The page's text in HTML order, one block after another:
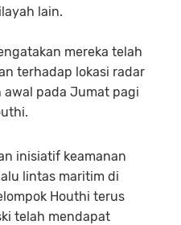
lain.
mereka telah
terhadap lokasi radar
awal pada Jumat pagi
inisiatif keamanan
lintas maritim di
Houthi terus
telah mendapat